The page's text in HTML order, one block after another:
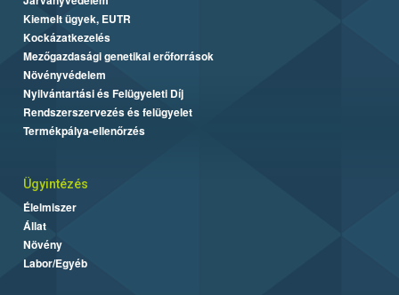
Kiemelt ügyek, EUTR
Kockázatkezelés
Mezőgazdasági genetikai erőforrások
Növényvédelem
Nyilvántartási és Felügyeleti Díj
Rendszerszervezés és felügyelet
Termékpálya-ellenőrzés
Ügyintézés
Élelmiszer
Állat
Növény
Labor/Egyéb